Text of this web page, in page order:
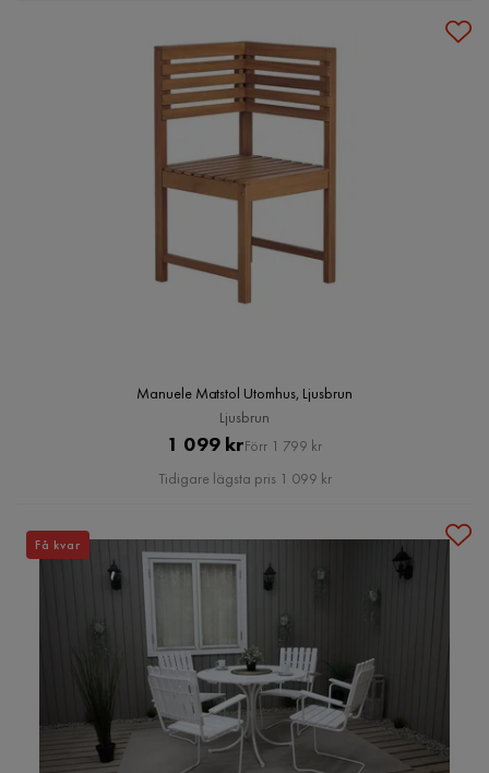
Manuele Matstol Utomhus, Ljusbrun
Ljusbrun
Pris
1 099 krOriginal
Pris
Förr 1 799 kr
Tidigare lägsta pris 1 099 kr
Få kvar